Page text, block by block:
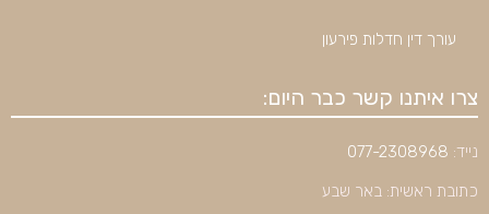
עורך דין חדלות פירעון
צרו איתנו קשר כבר היום:
נייד: 077-2308968
כתובת ראשית: באר שבע